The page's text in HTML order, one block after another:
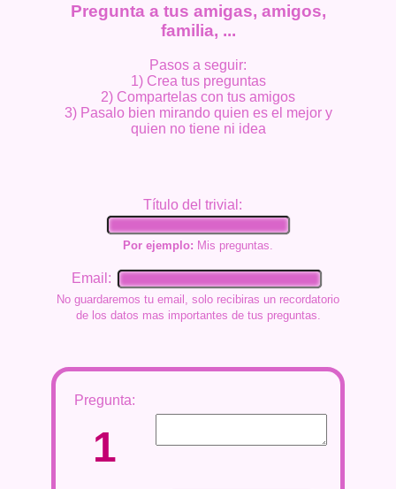
Pregunta a tus amigas, amigos,
familia, ...
Pasos a seguir:
1) Crea tus preguntas
2) Compartelas con tus amigos
3) Pasalo bien mirando quien es el mejor y
quien no tiene ni idea
Título del trivial:
Por ejemplo: Mis preguntas.
Email:
No guardaremos tu email, solo recibiras un recordatorio
de los datos mas importantes de tus preguntas.
Pregunta:
1